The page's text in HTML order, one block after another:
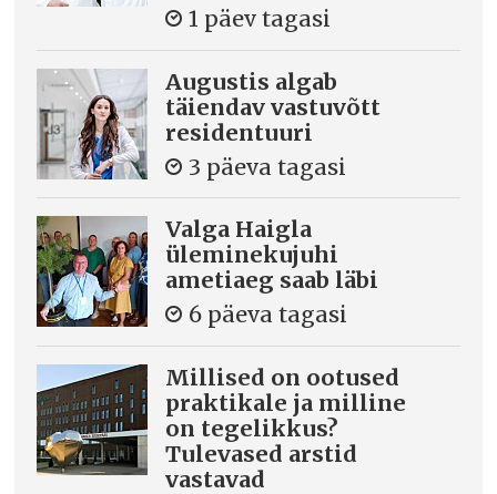
1 päev tagasi
Augustis algab
täiendav vastuvõtt
residentuuri
3 päeva tagasi
Valga Haigla
üleminekujuhi
ametiaeg saab läbi
6 päeva tagasi
Millised on ootused
praktikale ja milline
on tegelikkus?
Tulevased arstid
vastavad